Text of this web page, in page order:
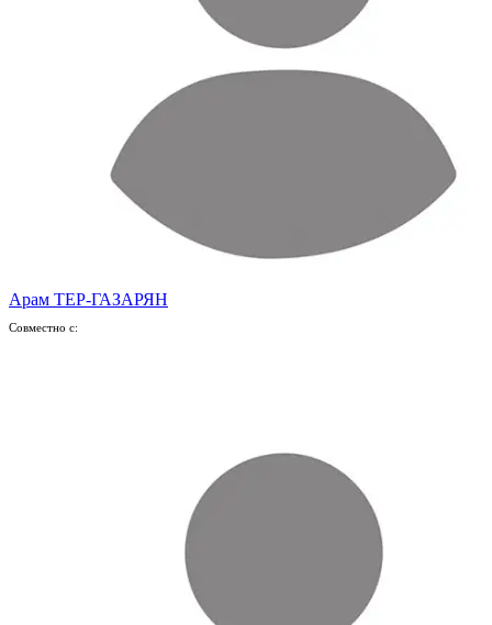
Арам ТЕР-ГАЗАРЯН
Совместно с: